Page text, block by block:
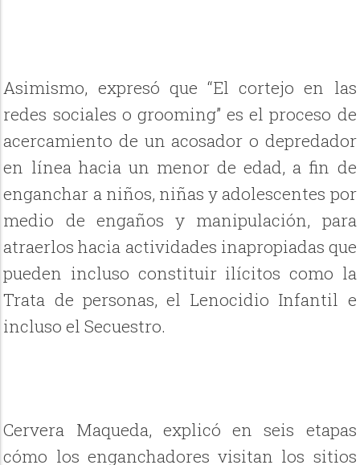
Asimismo, expresó que “El cortejo en las
redes sociales o grooming” es el proceso de
acercamiento de un acosador o depredador
en línea hacia un menor de edad, a fin de
enganchar a niños, niñas y adolescentes por
medio de engaños y manipulación, para
atraerlos hacia actividades inapropiadas que
pueden incluso constituir ilícitos como la
Trata de personas, el Lenocidio Infantil e
incluso el Secuestro.
Cervera Maqueda, explicó en seis etapas
cómo los enganchadores visitan los sitios